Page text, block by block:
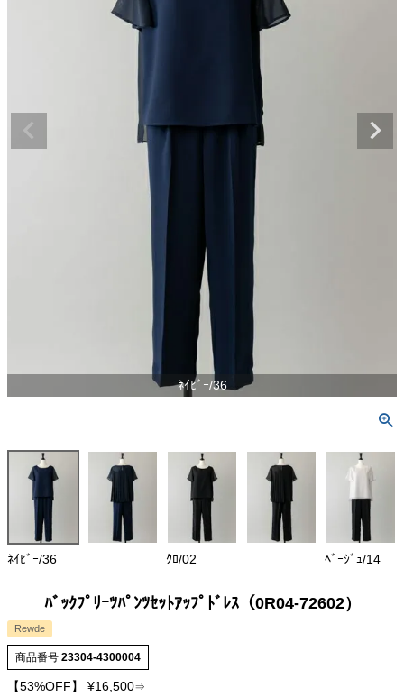
ﾈｲﾋﾞｰ/36
ﾈｲﾋﾞｰ/36 ｸﾛ/02 ﾍﾞｰｼﾞｭ/14
ﾊﾞｯｸﾌﾟﾘｰﾂﾊﾟﾝﾂｾｯﾄｱｯﾌﾟﾄﾞﾚｽ（0R04-72602）
Rewde
商品番号 23304-4300004
【53%OFF】 ¥16,500⇒